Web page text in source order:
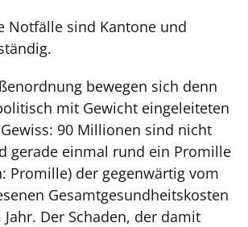
Notfälle sind Kantone und
bewegen sich denn
mit Gewicht eingeleite­ten
90 Millionen sind nicht
gerade einmal rund ein Promille
Promille) der gegenwärtig vom
Gesamtgesund­heitskosten
Der Schaden, der damit